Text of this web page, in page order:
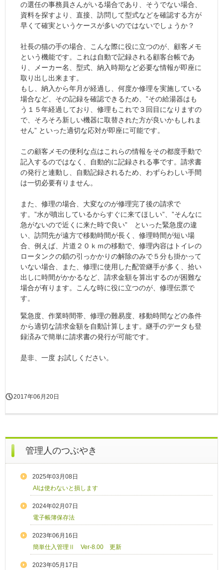
の選任の事務員さんがいる場合であり、そうでない場合、
資料を探すより、直接、訪問して型式などを確認する方が
早くて確実というケースが多いのではないでしょうか？
社長の猫の手の場合、こんな際に役に立つのが、顧客メモ
という機能です。これは自動で記録される顧客台帳であ
り、メーカー名、型式、納入時期など必要な情報が即座に
取り出し出来ます。
もし、納入から年月が経過し、何度か修理を実施している
場合など、その記録を確認できるため、”その給湯器はも
う１５年経過しており、修理もこれで３回目になりますの
で、そろそろ新しい機器に取替された方が良いかもしれま
せん” といった適切な応対が即座に可能です。
この顧客メモの便利な点はこれらの情報をその都度手動で
記入するのではなく、自動的に記録される事です。請求書
の発行と連動し、自動記録されるため、わずらわしい手間
は一切必要有りません。
また、修理の場合、大変なのが修理完了後の請求で
す。”水が噴出しているからすぐに来てほしい”、”そんなに
急がないので近くに来た時で良い” といった緊急度の違
い、訪問先が遠方で移動時間が長く、修理時間が短い場
合、例えば、片道２０ｋｍの移動で、修理内容はトイレの
ロータンクの鎖の引っかかりの解除のみで５分も掛かって
いない場合、また、修理に使用した配管継手が多く、拾い
出しに時間がかかるなど、請求金額を算出するのが困難な
場合が有ります。こんな時に役に立つのが、修理伝票で
す。
緊急度、作業時間帯、修理の難易度、移動時間などの条件
から適切な請求金額を自動計算します。継手のデータも登
録済みで簡単に請求書の発行が可能です。
是非、一度 お試しください。
2017年06月20日
管理人のつぶやき
2025年03月08日
AIは使わないと損します
2024年02月07日
電子帳簿保存法
2023年06月16日
簡単仕入管理Ⅱ Ver-8.00 更新
2023年05月17日